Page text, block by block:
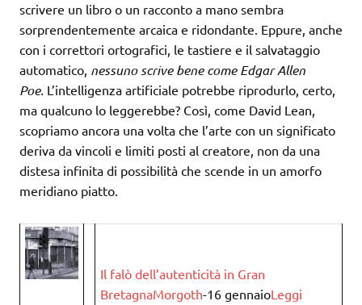
scrivere un libro o un racconto a mano sembra
sorprendentemente arcaica e ridondante. Eppure, anche
con i correttori ortografici, le tastiere e il salvataggio
automatico, nessuno scrive bene come Edgar Allen
Poe. L’intelligenza artificiale potrebbe riprodurlo, certo,
ma qualcuno lo leggerebbe? Così, come David Lean,
scopriamo ancora una volta che l’arte con un significato
deriva da vincoli e limiti posti al creatore, non da una
distesa infinita di possibilità che scende in un amorfo
meridiano piatto.
Il falò dell’autenticità in Gran
BretagnaMorgoth-16 gennaioLeggi